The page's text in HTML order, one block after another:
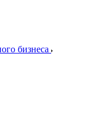
бизнеса